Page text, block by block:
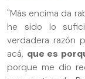
"Más encima da
he sido lo
verdadera razón
acá, que es
porque me dio